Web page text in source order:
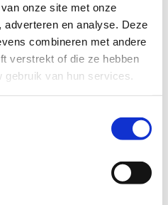
onze site met onze
en analyse. Deze
combineren met andere
verstrekt of die ze hebben
van hun services.
van deze afgelopen
zeker je consulent
2 à 3 webinars ingepland.
uitnodiging verstuurd
dan een uitnodiging
met de link naar het